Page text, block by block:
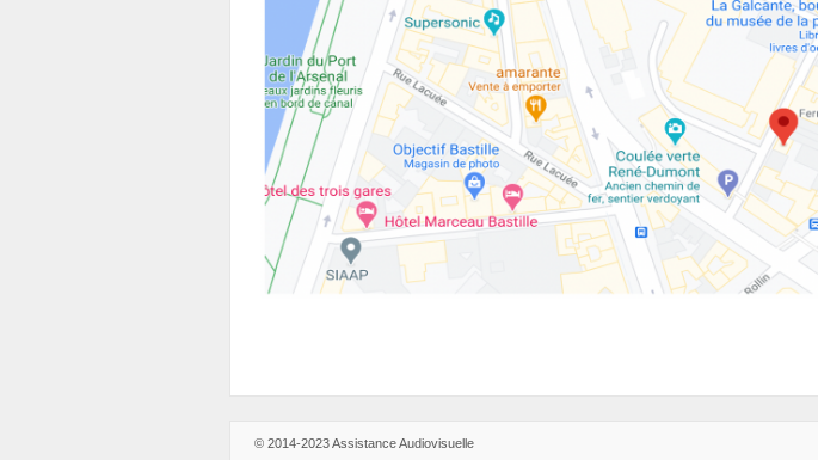
© 2014-2023 Assistance Audiovisuelle